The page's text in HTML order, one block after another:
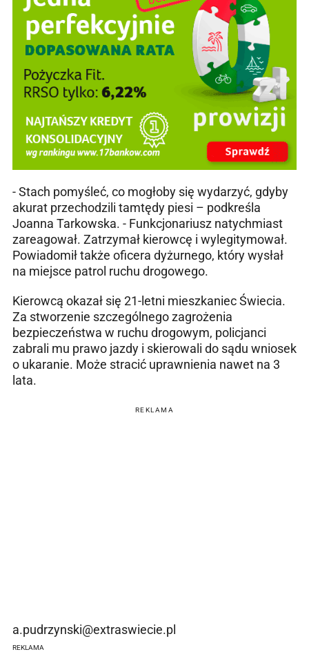
- Stach pomyśleć, co mogłoby się wydarzyć, gdyby
akurat przechodzili tamtędy piesi – podkreśla
Joanna Tarkowska. - Funkcjonariusz natychmiast
zareagował. Zatrzymał kierowcę i wylegitymował.
Powiadomił także oficera dyżurnego, który wysłał
na miejsce patrol ruchu drogowego.
Kierowcą okazał się 21-letni mieszkaniec Świecia.
Za stworzenie szczególnego zagrożenia
bezpieczeństwa w ruchu drogowym, policjanci
zabrali mu prawo jazdy i skierowali do sądu wniosek
o ukaranie. Może stracić uprawnienia nawet na 3
lata.
REKLAMA
a.pudrzynski@extraswiecie.pl
REKLAMA